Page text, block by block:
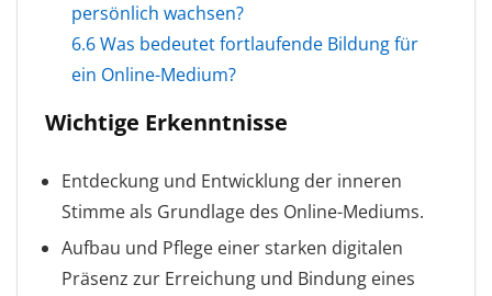
persönlich wachsen?
6.6Was bedeutet fortlaufende Bildung für
ein Online-Medium?
Wichtige Erkenntnisse
Entdeckung und Entwicklung der inneren
Stimme als Grundlage des Online-Mediums.
Aufbau und Pflege einer starken digitalen
Präsenz zur Erreichung und Bindung eines